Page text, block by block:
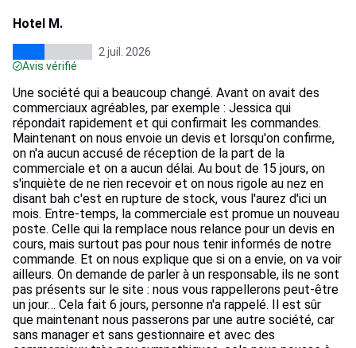
Hotel M.
2 juil. 2026
Avis vérifié
Une société qui a beaucoup changé. Avant on avait des
commerciaux agréables, par exemple : Jessica qui
répondait rapidement et qui confirmait les commandes.
Maintenant on nous envoie un devis et lorsqu'on confirme,
on n'a aucun accusé de réception de la part de la
commerciale et on a aucun délai. Au bout de 15 jours, on
s'inquiète de ne rien recevoir et on nous rigole au nez en
disant bah c'est en rupture de stock, vous l'aurez d'ici un
mois. Entre-temps, la commerciale est promue un nouveau
poste. Celle qui la remplace nous relance pour un devis en
cours, mais surtout pas pour nous tenir informés de notre
commande. Et on nous explique que si on a envie, on va voir
ailleurs. On demande de parler à un responsable, ils ne sont
pas présents sur le site : nous vous rappellerons peut-être
un jour… Cela fait 6 jours, personne n'a rappelé. Il est sûr
que maintenant nous passerons par une autre société, car
sans manager et sans gestionnaire et avec des